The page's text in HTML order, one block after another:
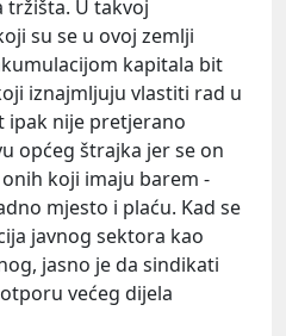
U takvoj
su se u ovoj zemlji
kapitala bit
iznajmljuju vlastiti rad u
ipak nije pretjerano
općeg štrajka jer se on
koji imaju barem -
mjesto i plaću. Kad se
javnog sektora kao
jasno je da sindikati
većeg dijela